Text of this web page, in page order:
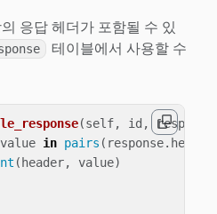
응답 헤더가 포함될 수 있
테이블에서 사용할 수
(self, id , response
value in pairs ( response.
( header, value)